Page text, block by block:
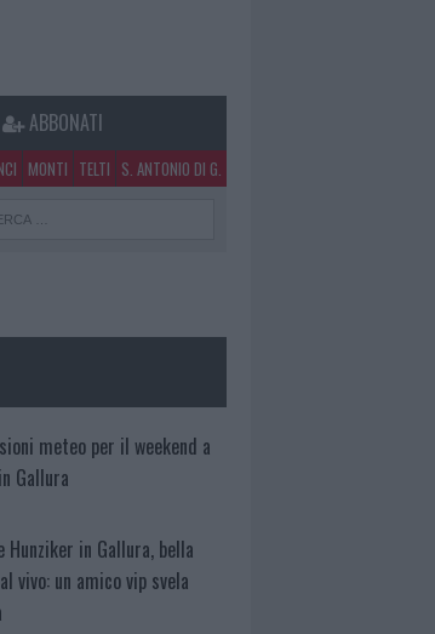
ABBONATI
MONTI TELTI S. ANTONIO DI G.
meteo per il weekend a
Gallura
Hunziker in Gallura, bella
vivo: un amico vip svela